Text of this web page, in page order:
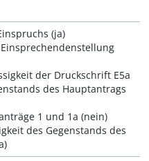
(ja)
der Druckschrift E5a
des Hauptantrags
1 und 1a (nein)
des Gegenstands des